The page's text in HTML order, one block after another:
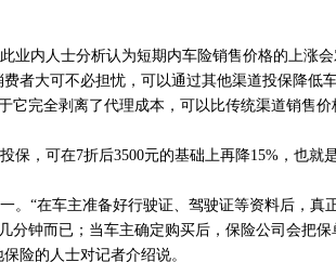
内人士分析认为短期内车险销售价格的上涨
者大可不必担忧，可以通过其他渠道投保降低
它完全剥离了代理成本，可以比传统渠道销售价
，可在7折后3500元的基础上再降15%，也就
“在车主准备好行驶证、驾驶证等资料后，真
分钟而已；当车主确定购买后，保险公司会把保
险的人士对记者介绍说。